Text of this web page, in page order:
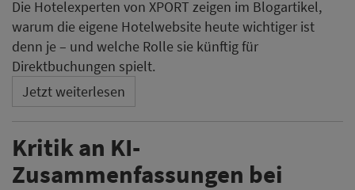
Die Hotelexperten von XPORT zeigen im Blogartikel,
warum die eigene Hotelwebsite heute wichtiger ist
denn je – und welche Rolle sie künftig für
Direktbuchungen spielt.
Jetzt weiterlesen
Kritik an KI-
Zusammenfassungen bei